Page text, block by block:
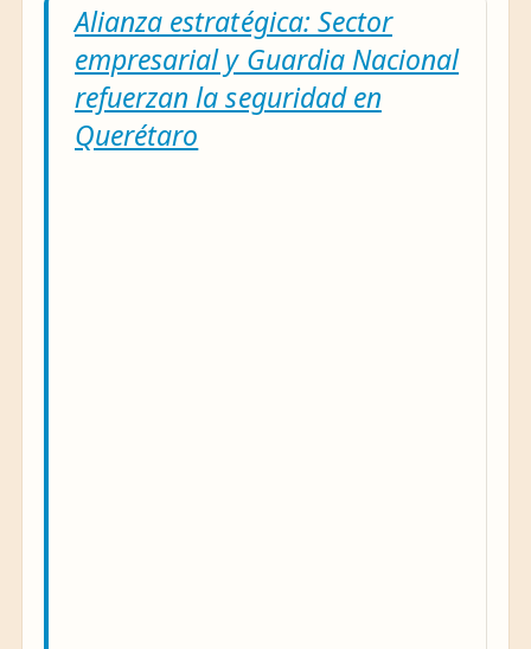
Alianza estratégica: Sector
empresarial y Guardia Nacional
refuerzan la seguridad en
Querétaro